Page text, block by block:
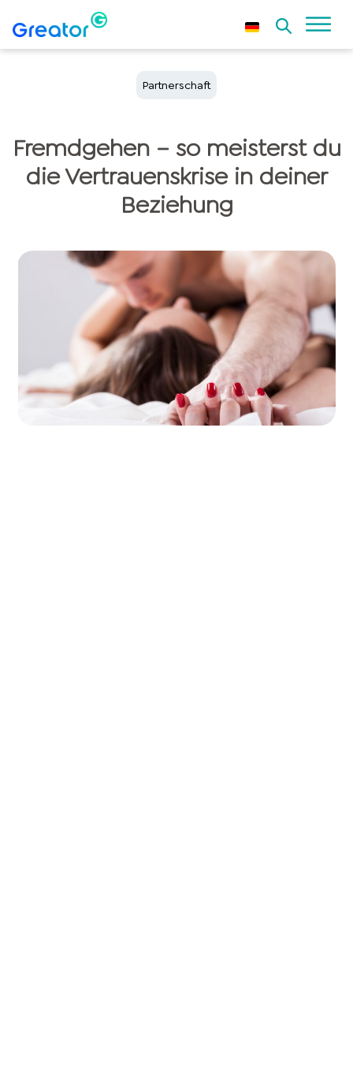
Partnerschaft
Fremdgehen – so meisterst du
die Vertrauenskrise in deiner
Beziehung